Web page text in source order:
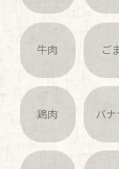
牛肉 ご
鶏肉 バナ